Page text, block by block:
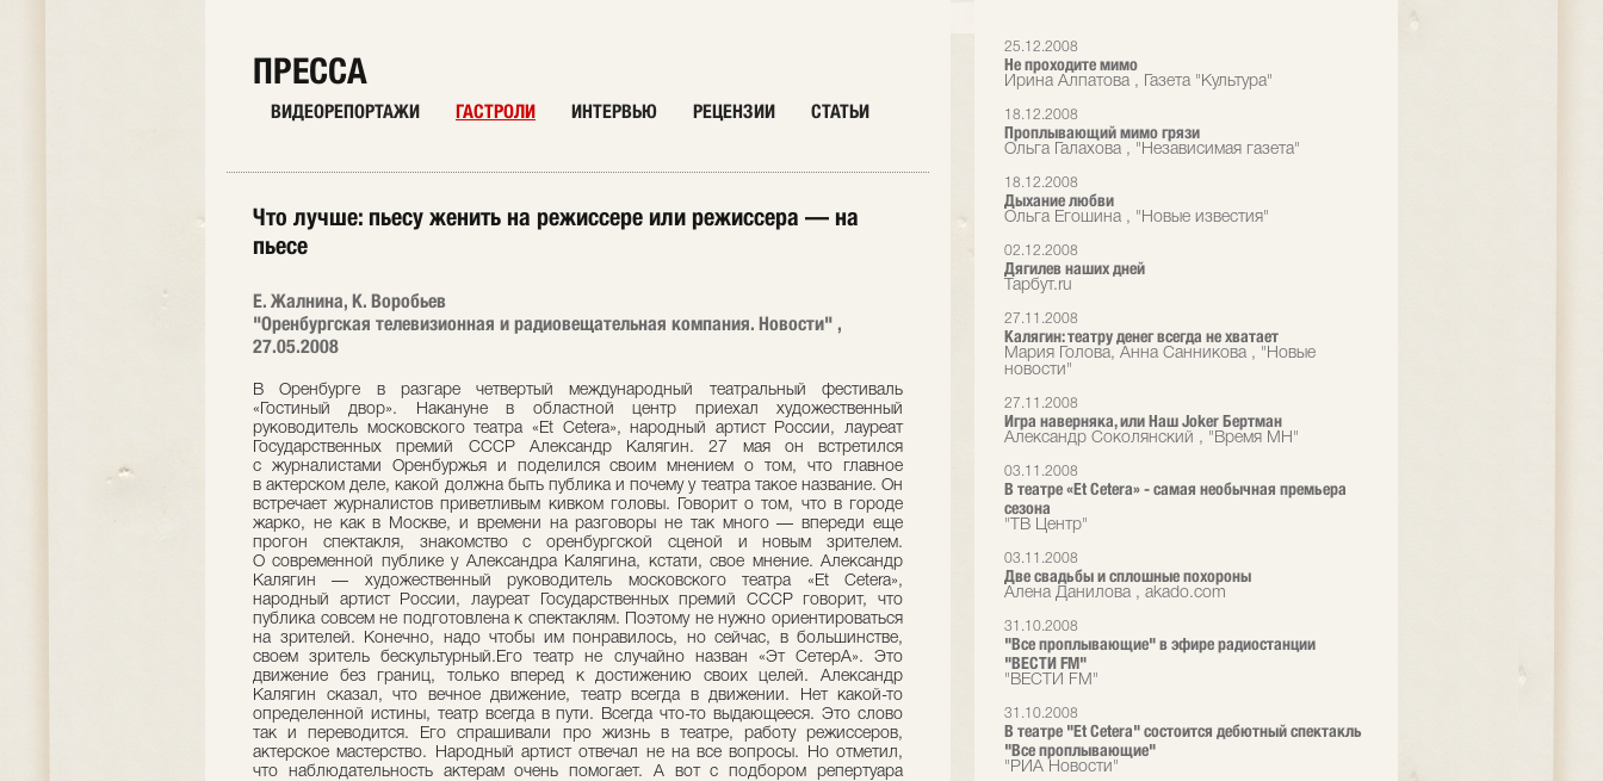
25.12.2008
Не проходите мимо
Ирина Алпатова , Газета "Культура"
18.12.2008
Проплывающий мимо грязи
Ольга Галахова , "Независимая газета"
18.12.2008
Дыхание любви
Ольга Егошина , "Новые известия"
02.12.2008
Дягилев наших дней
Тарбут.ru
27.11.2008
Калягин: театру денег всегда не хватает
Мария Голова, Анна Санникова , "Новые
новости"
27.11.2008
Игра наверняка, или Наш Joker Бертман
Александр Соколянский , "Время МН"
03.11.2008
В театре «Et Cetera» - самая необычная премьера
сезона
"ТВ Центр"
03.11.2008
Две свадьбы и сплошные похороны
Алена Данилова , akado.com
31.10.2008
"Все проплывающие" в эфире радиостанции
"ВЕСТИ FM"
"ВЕСТИ FM"
31.10.2008
В театре "Et Cetera" состоится дебютный спектакль
"Все проплывающие"
"РИА Новости"
ПРЕССА
ВИДЕОРЕПОРТАЖИ ГАСТРОЛИ ИНТЕРВЬЮ РЕЦЕНЗИИ СТАТЬИ
Что лучше: пьесу женить на режиссере или режиссера — на
пьесе
Е. Жалнина, К. Воробьев
"Оренбургская телевизионная и радиовещательная компания. Новости" ,
27.05.2008
В Оренбурге в разгаре четвертый международный театральный фестиваль
«Гостиный двор». Накануне в областной центр приехал художественный
руководитель московского театра «Et Cetera», народный артист России, лауреат
Государственных премий СССР Александр Калягин. 27 мая он встретился
с журналистами Оренбуржья и поделился своим мнением о том, что главное
в актерском деле, какой должна быть публика и почему у театра такое название. Он
встречает журналистов приветливым кивком головы. Говорит о том, что в городе
жарко, не как в Москве, и времени на разговоры не так много — впереди еще
прогон спектакля, знакомство с оренбургской сценой и новым зрителем.
О современной публике у Александра Калягина, кстати, свое мнение. Александр
Калягин — художественный руководитель московского театра «Et Cetera»,
народный артист России, лауреат Государственных премий СССР говорит, что
публика совсем не подготовлена к спектаклям. Поэтому не нужно ориентироваться
на зрителей. Конечно, надо чтобы им понравилось, но сейчас, в большинстве,
своем зритель бескультурный.Его театр не случайно назван «Эт СетерА». Это
движение без границ, только вперед к достижению своих целей. Александр
Калягин сказал, что вечное движение, театр всегда в движении. Нет какой-то
определенной истины, театр всегда в пути. Всегда что-то выдающееся. Это слово
так и переводится. Его спрашивали про жизнь в театре, работу режиссеров,
актерское мастерство. Народный артист отвечал не на все вопросы. Но отметил,
что наблюдательность актерам очень помогает. А вот с подбором репертуара